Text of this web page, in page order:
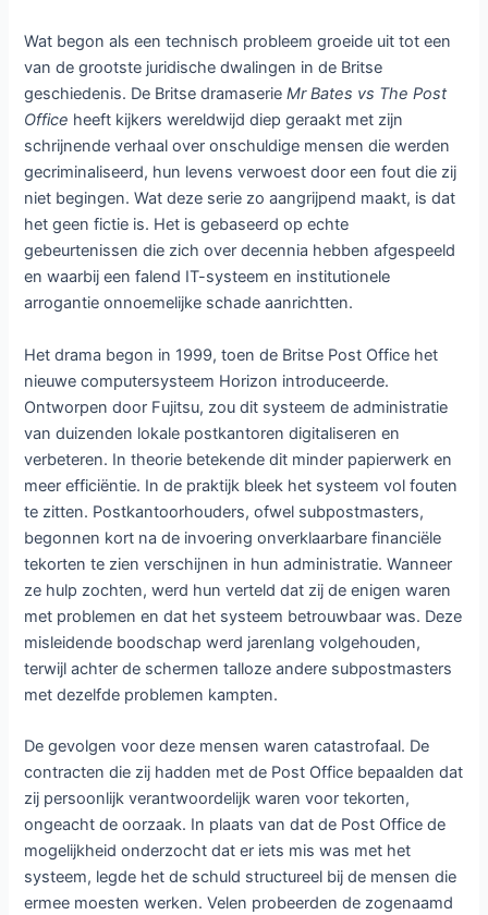
Wat begon als een technisch probleem groeide uit tot een
van de grootste juridische dwalingen in de Britse
geschiedenis. De Britse dramaserieMr Bates vs The Post
Office heeft kijkers wereldwijd diep geraakt met zijn
schrijnende verhaal over onschuldige mensen die werden
gecriminaliseerd, hun levens verwoest door een fout die zij
niet begingen. Wat deze serie zo aangrijpend maakt, is dat
het geen fictie is. Het is gebaseerd op echte
gebeurtenissen die zich over decennia hebben afgespeeld
en waarbij een falend IT-systeem en institutionele
arrogantie onnoemelijke schade aanrichtten.
Het drama begon in 1999, toen de Britse Post Office het
nieuwe computersysteem Horizon introduceerde.
Ontworpen door Fujitsu, zou dit systeem de administratie
van duizenden lokale postkantoren digitaliseren en
verbeteren. In theorie betekende dit minder papierwerk en
meer efficiëntie. In de praktijk bleek het systeem vol fouten
te zitten. Postkantoorhouders, ofwel subpostmasters,
begonnen kort na de invoering onverklaarbare financiële
tekorten te zien verschijnen in hun administratie. Wanneer
ze hulp zochten, werd hun verteld dat zij de enigen waren
met problemen en dat het systeem betrouwbaar was. Deze
misleidende boodschap werd jarenlang volgehouden,
terwijl achter de schermen talloze andere subpostmasters
met dezelfde problemen kampten.
De gevolgen voor deze mensen waren catastrofaal. De
contracten die zij hadden met de Post Office bepaalden dat
zij persoonlijk verantwoordelijk waren voor tekorten,
ongeacht de oorzaak. In plaats van dat de Post Office de
mogelijkheid onderzocht dat er iets mis was met het
systeem, legde het de schuld structureel bij de mensen die
ermee moesten werken. Velen probeerden de zogenaamd